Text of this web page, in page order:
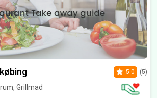
Grillmad
5.0 (5)